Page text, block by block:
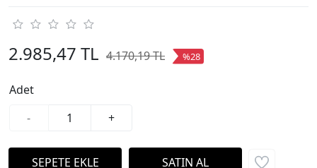
2.985,47 TL 4.170,19 TL %28
Adet
-
+